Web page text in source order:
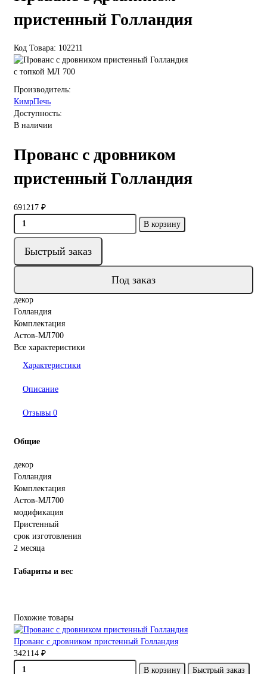
пристенный Голландия
Код Товара: 102211
с топкой МЛ 700
Производитель:
КимрПечь
Доступность:
В наличии
Прованс с дровником
пристенный Голландия
691217 ₽
В корзину
Быстрый заказ
Под заказ
декор
Голландия
Комплектация
Астов-МЛ700
Все характеристики
Характеристики
Описание
Отзывы 0
Общие
декор
Голландия
Комплектация
Астов-МЛ700
модификация
Пристенный
срок изготовления
2 месяца
Габариты и вес
Похожие товары
Прованс с дровником пристенный Голландия
342114 ₽
В корзину
Быстрый заказ